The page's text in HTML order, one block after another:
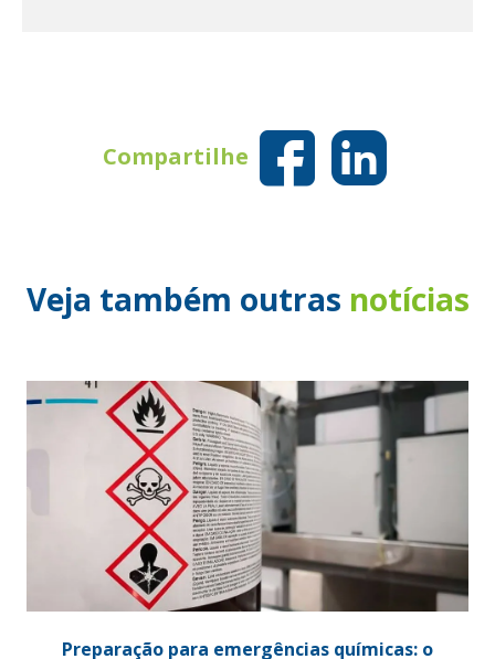
Compartilhe
Veja também outras notícias
Preparação para emergências químicas: o